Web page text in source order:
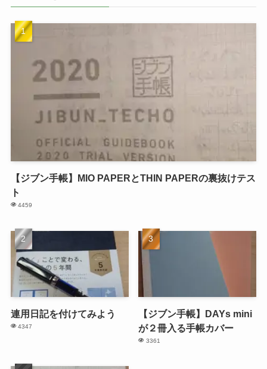
【ジブン手帳】MIO PAPERとTHIN PAPERの裏抜けテス
ト
4459
連用日記を付けてみよう
4347
【ジブン手帳】DAYs mini
が２冊入る手帳カバー
3361